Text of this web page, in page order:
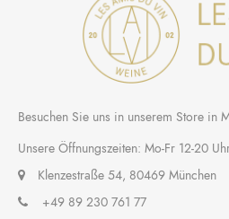
Besuchen Sie uns in unserem Store in
Unsere Öffnungszeiten: Mo-Fr 12-20
Klenzestraße 54, 80469 München
+49 89 230 761 77